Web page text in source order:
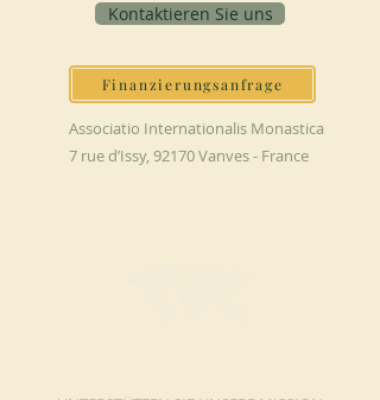
Kontaktieren Sie uns
Finanzierungsanfrage
Associatio Internationalis Monastica
7 rue d’Issy, 92170 Vanves - France